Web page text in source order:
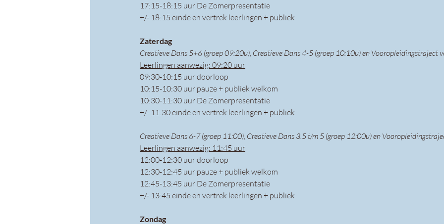
17:15-18:15 uur De Zomerpresentatie
+/- 18:15 einde en vertrek leerlingen + publiek
Zaterdag
Creatieve Dans 5+6 (groep 09:20u), Creatieve Dans 4-5 (groep 10:10u) en Vooropleidingstraject
Leerlingen aanwezig: 09:20 uur
09:30-10:15 uur doorloop
10:15-10:30 uur pauze + publiek welkom
10:30-11:30 uur De Zomerpresentatie
+/- 11:30 einde en vertrek leerlingen + publiek
Creatieve Dans 6-7 (groep 11:00), Creatieve Dans 3.5 t/m 5 (groep 12:00u) en
Leerlingen aanwezig: 11:45 uur
12:00-12:30 uur doorloop
12:30-12:45 uur pauze + publiek welkom
12:45-13:45 uur De Zomerpresentatie
+/- 13:45 einde en vertrek leerlingen + publiek
Zondag